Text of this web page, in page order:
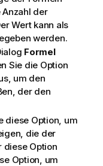
der
Wert kann als
werden.
Formel
Sie die Option
um den
der den
diese Option, um
die der
diese Option
Option, um